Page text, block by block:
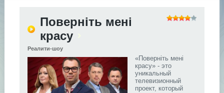
Поверніть мені
красу
Реалити-шоу
«Поверніть мені
красу» - это
уникальный
телевизионный
проект, который